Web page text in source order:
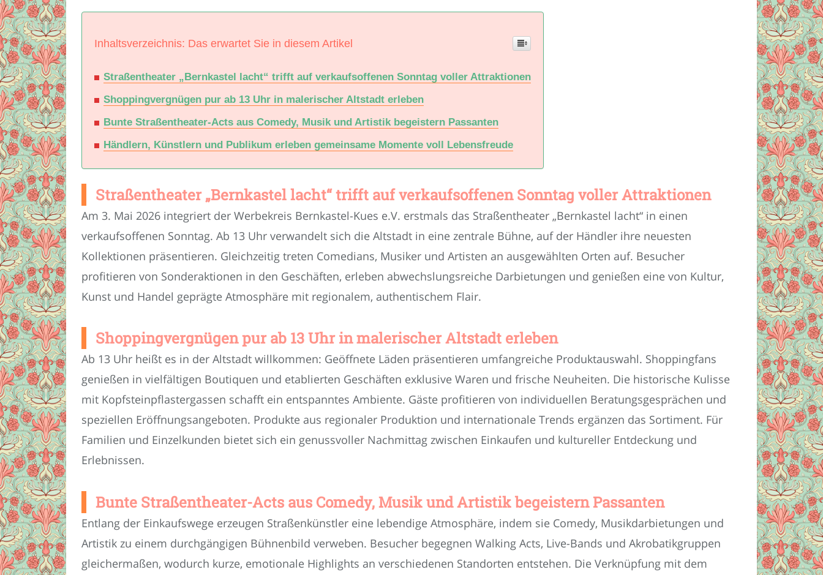
Inhaltsverzeichnis: Das erwartet Sie in diesem Artikel
Straßentheater „Bernkastel lacht“ trifft auf verkaufsoffenen Sonntag voller Attraktionen
Shoppingvergnügen pur ab 13 Uhr in malerischer Altstadt erleben
Bunte Straßentheater-Acts aus Comedy, Musik und Artistik begeistern Passanten
Händlern, Künstlern und Publikum erleben gemeinsame Momente voll Lebensfreude
Straßentheater „Bernkastel lacht“ trifft auf verkaufsoffenen Sonntag voller Attraktionen
Am 3. Mai 2026 integriert der Werbekreis Bernkastel-Kues e.V. erstmals das Straßentheater „Bernkastel lacht“ in einen
verkaufsoffenen Sonntag. Ab 13 Uhr verwandelt sich die Altstadt in eine zentrale Bühne, auf der Händler ihre neuesten
Kollektionen präsentieren. Gleichzeitig treten Comedians, Musiker und Artisten an ausgewählten Orten auf. Besucher
profitieren von Sonderaktionen in den Geschäften, erleben abwechslungsreiche Darbietungen und genießen eine von Kultur,
Kunst und Handel geprägte Atmosphäre mit regionalem, authentischem Flair.
Shoppingvergnügen pur ab 13 Uhr in malerischer Altstadt erleben
Ab 13 Uhr heißt es in der Altstadt willkommen: Geöffnete Läden präsentieren umfangreiche Produktauswahl. Shoppingfans
genießen in vielfältigen Boutiquen und etablierten Geschäften exklusive Waren und frische Neuheiten. Die historische Kulisse
mit Kopfsteinpflastergassen schafft ein entspanntes Ambiente. Gäste profitieren von individuellen Beratungsgesprächen und
speziellen Eröffnungsangeboten. Produkte aus regionaler Produktion und internationale Trends ergänzen das Sortiment. Für
Familien und Einzelkunden bietet sich ein genussvoller Nachmittag zwischen Einkaufen und kultureller Entdeckung und
Erlebnissen.
Bunte Straßentheater-Acts aus Comedy, Musik und Artistik begeistern Passanten
Entlang der Einkaufswege erzeugen Straßenkünstler eine lebendige Atmosphäre, indem sie Comedy, Musikdarbietungen und
Artistik zu einem durchgängigen Bühnenbild verweben. Besucher begegnen Walking Acts, Live-Bands und Akrobatikgruppen
gleichermaßen, wodurch kurze, emotionale Highlights an verschiedenen Standorten entstehen. Die Verknüpfung mit dem